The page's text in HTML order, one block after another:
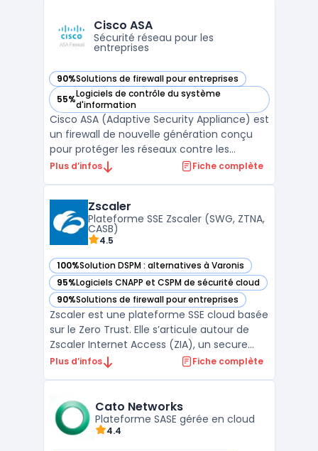
L’interface Web permet l’administration, les
mis ...
Cisco ASA
Sécurité réseau pour les
entreprises
90%Solutions de firewall pour entreprises
— voir Cisco ASA dans cette catégorie
55%Logiciels de contrôle du système
d'information
— voir Cisco ASA dans cette catégorie
Cisco ASA (Adaptive Security Appliance) est
un firewall de nouvelle génération conçu
pour protéger les réseaux contre les
menaces en constante évolution. Il
protection contre les attaques
malveillantes et une fonction de gestion ...
Plus d’infos Fiche complète
Zscaler
Plateforme SSE Zscaler (SWG, ZTNA,
CASB)
4.5
100%Solution DSPM : alternatives à Varonis
— voir Zscaler dans cette catégorie
95%Logiciels CNAPP et CSPM de sécurité cloud
— voir Zscaler dans cette catégorie
90%Solutions de firewall pour entreprises
— voir Zscaler dans cette catégorie
Zscaler est une plateforme SSE cloud basée
sur le Zero Trust. Elle s’articule autour de
Zscaler Internet Access (ZIA), un secure
web gateway cloud opéré en proxy cloud
protection des données. L’architecture en
prox ...
Plus d’infos Fiche complète
Cato Networks
Plateforme SASE gérée en cloud
4.4